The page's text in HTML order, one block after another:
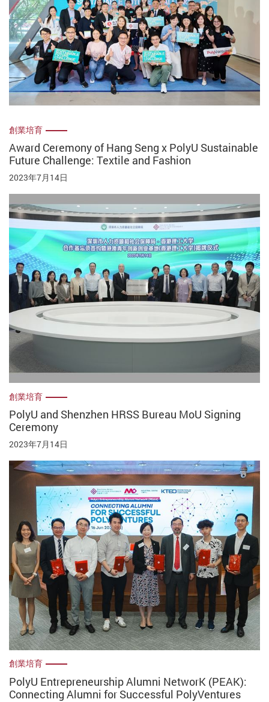
創業培育
Award Ceremony of Hang Seng x PolyU Sustainable
Future Challenge: Textile and Fashion
2023年7月14日
創業培育
PolyU and Shenzhen HRSS Bureau MoU Signing
Ceremony
2023年7月14日
創業培育
PolyU Entrepreneurship Alumni NetworK (PEAK):
Connecting Alumni for Successful PolyVentures